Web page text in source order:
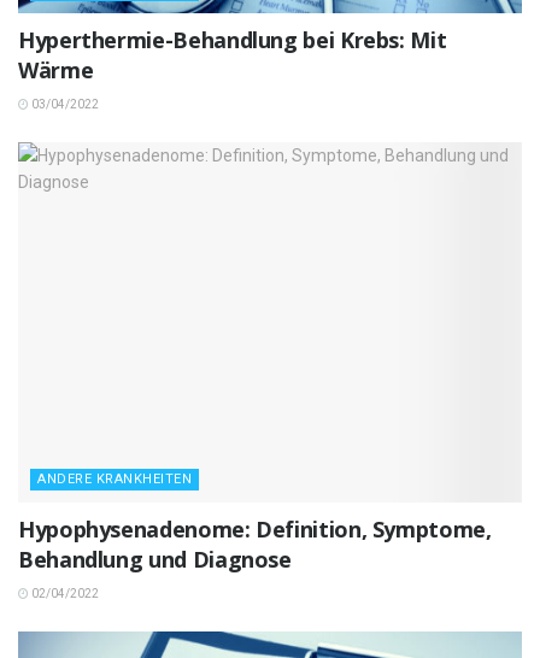
Hyperthermie-Behandlung bei Krebs: Mit
Wärme
03/04/2022
ANDERE KRANKHEITEN
Hypophysenadenome: Definition, Symptome,
Behandlung und Diagnose
02/04/2022